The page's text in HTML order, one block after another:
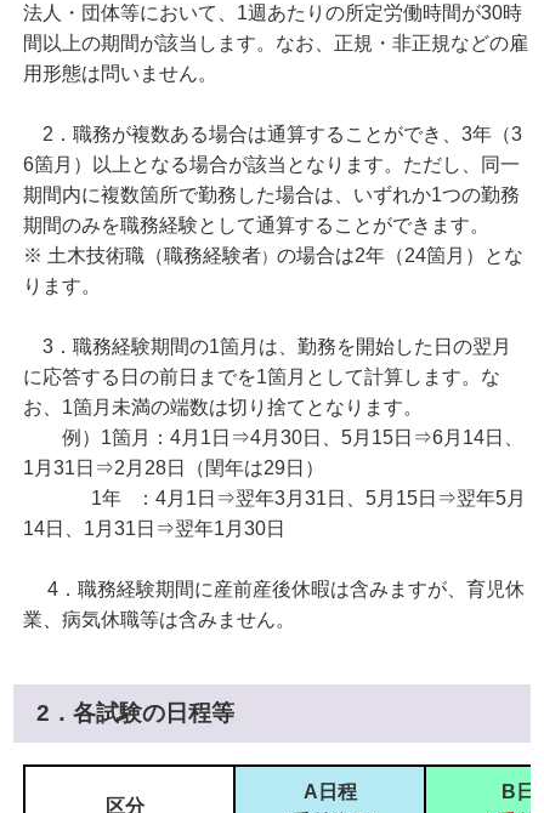
法人・団体等において、1週あたりの所定労働時間が30時
間以上の期間が該当します。なお、正規・非正規などの雇
用形態は問いません。
2．職務が複数ある場合は通算することができ、3年（3
6箇月）以上となる場合が該当となります。ただし、同一
期間内に複数箇所で勤務した場合は、いずれか1つの勤務
期間のみを職務経験として通算することができます。
※ 土木技術職（職務経験者）の場合は2年（24箇月）とな
ります。
3．職務経験期間の1箇月は、勤務を開始した日の翌月
に応答する日の前日までを1箇月として計算します。な
お、1箇月未満の端数は切り捨てとなります。
例）1箇月：4月1日⇒4月30日、5月15日⇒6月14日、
1月31日⇒2月28日（閏年は29日）
1年 ：4月1日⇒翌年3月31日、5月15日⇒翌年5月
14日、1月31日⇒翌年1月30日
4．職務経験期間に産前産後休暇は含みますが、育児休
業、病気休職等は含みません。
2．各試験の日程等
区分
A日程
B日